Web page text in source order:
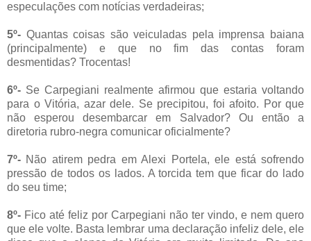
especulações com notícias verdadeiras;
5º- Quantas coisas são veiculadas pela imprensa baiana
(principalmente) e que no fim das contas foram
desmentidas? Trocentas!
6º- Se Carpegiani realmente afirmou que estaria voltando
para o Vitória, azar dele. Se precipitou, foi afoito. Por que
não esperou desembarcar em Salvador? Ou então a
diretoria rubro-negra comunicar oficialmente?
7º- Não atirem pedra em Alexi Portela, ele está sofrendo
pressão de todos os lados. A torcida tem que ficar do lado
do seu time;
8º- Fico até feliz por Carpegiani não ter vindo, e nem quero
que ele volte. Basta lembrar uma declaração infeliz dele, ele